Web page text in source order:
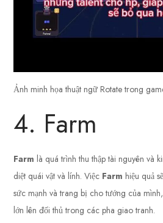
Ảnh minh họa thuật ngữ Rotate trong
4. Farm
Farm là quá trình thu thập tài nguyên và
diệt quái vật và lính. Việc Farm hiệu quả
sức mạnh và trang bị cho tướng của
lớn lên đối thủ trong các pha giao tranh.